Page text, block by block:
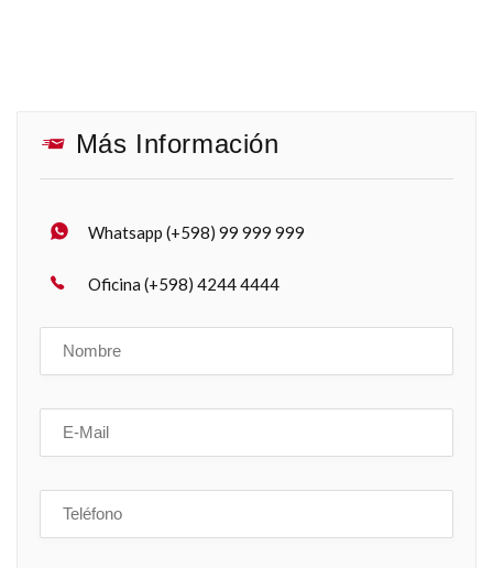
Más Información
Whatsapp (+598) 99 999 999
Oficina (+598) 4244 4444